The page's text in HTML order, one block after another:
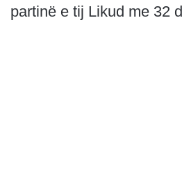
partinë e tij Likud me 32